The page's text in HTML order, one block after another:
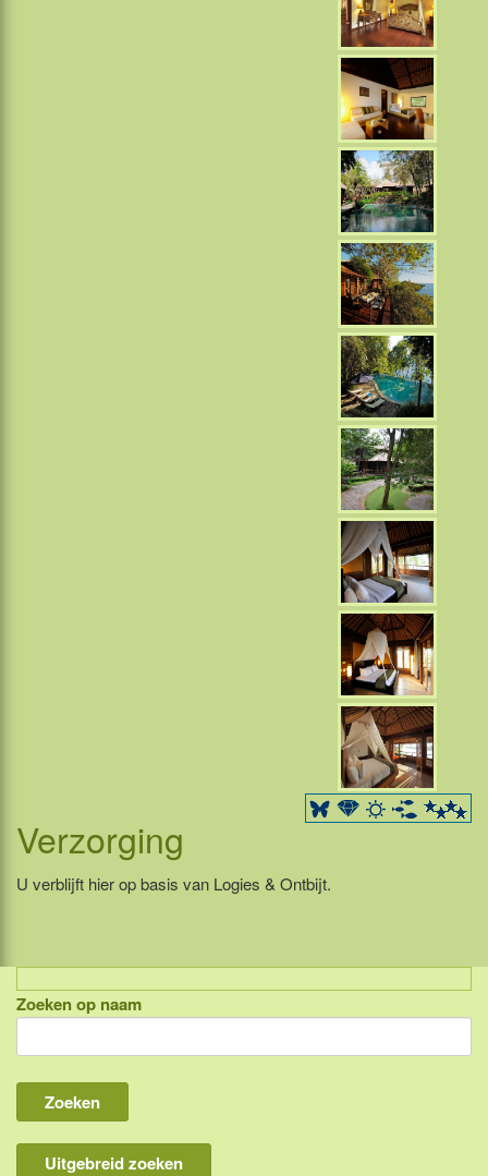
Verzorging
U verblijft hier op basis van Logies & Ontbijt.
Indonesië, eilandcombinaties
Bali
Lombok
Flores & Komodo
Zoeken op naam
Uitgebreid zoeken